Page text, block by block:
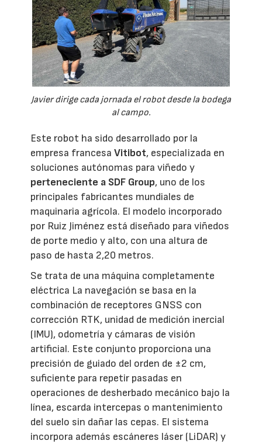
Javier dirige cada jornada el robot desde la bodega
al campo.
Este robot ha sido desarrollado por la
empresa francesaVitibot, especializada en
soluciones autónomas para viñedo y
perteneciente a SDF Group, uno de los
principales fabricantes mundiales de
maquinaria agrícola. El modelo incorporado
por Ruiz Jiménez está diseñado para viñedos
de porte medio y alto, con una altura de
paso de hasta 2,20 metros.
Se trata de una máquina completamente
eléctrica La navegación se basa en la
combinación de receptores GNSS con
corrección RTK, unidad de medición inercial
(IMU), odometría y cámaras de visión
artificial. Este conjunto proporciona una
precisión de guiado del orden de ±2 cm,
suficiente para repetir pasadas en
operaciones de desherbado mecánico bajo la
línea, escarda intercepas o mantenimiento
del suelo sin dañar las cepas. El sistema
incorpora además escáneres láser (LiDAR) y